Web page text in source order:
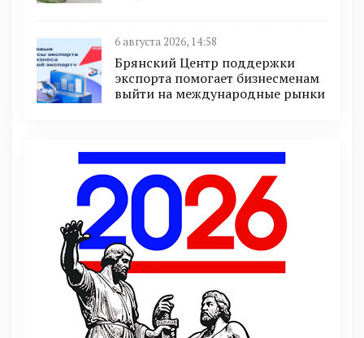
6 августа 2026, 14:58
Брянский Центр поддержки
экспорта помогает бизнесменам
выйти на международные рынки